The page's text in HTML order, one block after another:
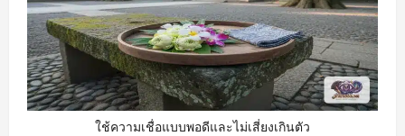
ใช้ความเชื่อแบบพอดีและไม่เสี่ยงเกินตัว